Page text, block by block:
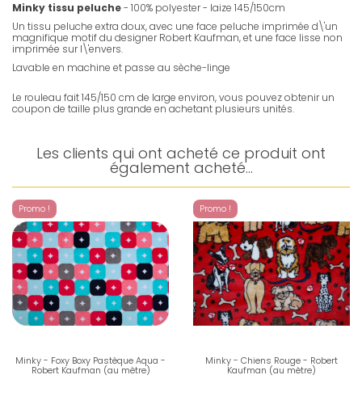
Minky tissu peluche- 100% polyester - laize 145/150cm
Un tissu peluche extra doux, avec une face peluche imprimée d\'un
magnifique motif du designer Robert Kaufman, et une face lisse non
imprimée sur l\'envers.
Lavable en machine et passe au sèche-linge
Le rouleau fait 145/150 cm de large environ, vous pouvez obtenir un
coupon de taille plus grande en achetant plusieurs unités.
Les clients qui ont acheté ce produit ont
également acheté...
Promo !
Minky - Foxy Boxy Pastèque Aqua -
Robert Kaufman (au mètre)
Promo !
Minky - Chiens Rouge - Robert
Kaufman (au mètre)